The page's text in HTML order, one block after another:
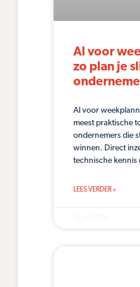
AI voor
zo plan je
AI voor
meest praktische
ondernemers die
winnen. Direct
technische kennis
LEES VERDER »